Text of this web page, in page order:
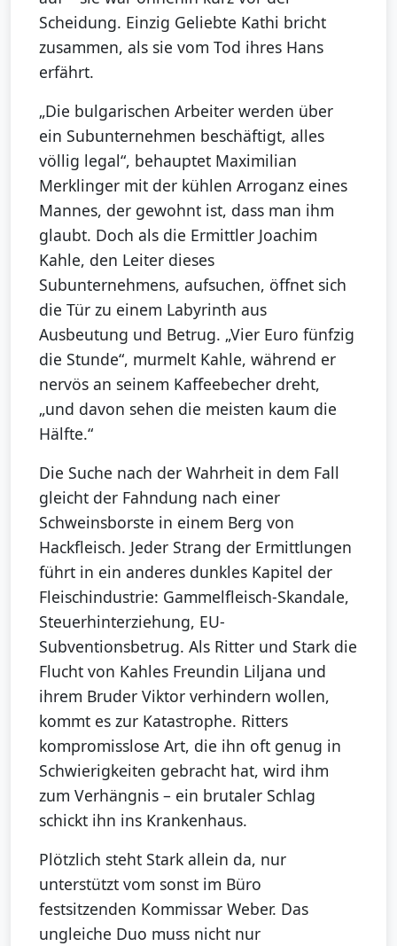
Scheidung. Einzig Geliebte Kathi bricht
zusammen, als sie vom Tod ihres Hans
erfährt.
„Die bulgarischen Arbeiter werden über
ein Subunternehmen beschäftigt, alles
völlig legal“, behauptet Maximilian
Merklinger mit der kühlen Arroganz eines
Mannes, der gewohnt ist, dass man ihm
glaubt. Doch als die Ermittler Joachim
Kahle, den Leiter dieses
Subunternehmens, aufsuchen, öffnet sich
die Tür zu einem Labyrinth aus
Ausbeutung und Betrug. „Vier Euro fünfzig
die Stunde“, murmelt Kahle, während er
nervös an seinem Kaffeebecher dreht,
„und davon sehen die meisten kaum die
Hälfte.“
Die Suche nach der Wahrheit in dem Fall
gleicht der Fahndung nach einer
Schweinsborste in einem Berg von
Hackfleisch. Jeder Strang der Ermittlungen
führt in ein anderes dunkles Kapitel der
Fleischindustrie: Gammelfleisch-Skandale,
Steuerhinterziehung, EU-
Subventionsbetrug. Als Ritter und Stark die
Flucht von Kahles Freundin Liljana und
ihrem Bruder Viktor verhindern wollen,
kommt es zur Katastrophe. Ritters
kompromisslose Art, die ihn oft genug in
Schwierigkeiten gebracht hat, wird ihm
zum Verhängnis – ein brutaler Schlag
schickt ihn ins Krankenhaus.
Plötzlich steht Stark allein da, nur
unterstützt vom sonst im Büro
festsitzenden Kommissar Weber. Das
ungleiche Duo muss nicht nur